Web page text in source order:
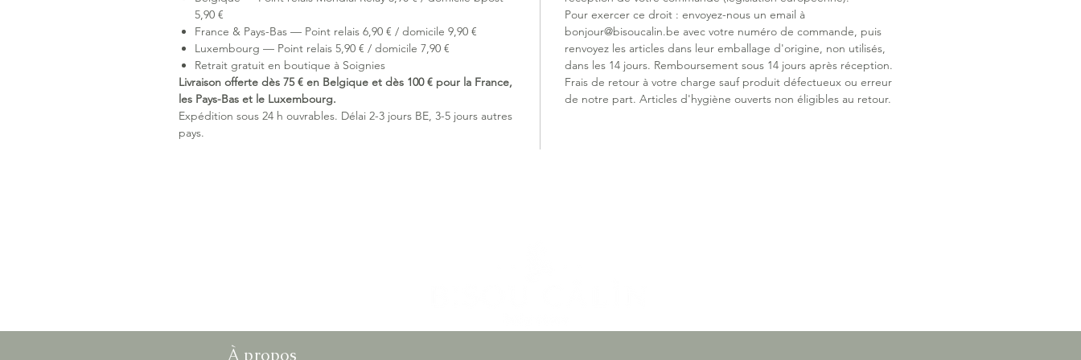
Composition : Verveine*, Vigne Rouge*,
Gingembre*, Mélisse*, Matricaire*, Mauve*,
Cardamome*
*Ingrédients issus de l’agriculture
biologique
5,90 €
France & Pays-Bas — Point relais 6,90 € / domicile 9,90 €
Luxembourg — Point relais 5,90 € / domicile 7,90 €
Retrait gratuit en boutique à Soignies
Livraison offerte dès 75 € en Belgique et dès 100 € pour la France,
les Pays-Bas et le Luxembourg.
Expédition sous 24 h ouvrables. Délai 2-3 jours BE, 3-5 jours autres
pays.
Pour exercer ce droit : envoyez-nous un email à
bonjour@bisoucalin.be avec votre numéro de commande, puis
renvoyez les articles dans leur emballage d'origine, non utilisés,
dans les 14 jours. Remboursement sous 14 jours après réception.
Frais de retour à votre charge sauf produit défectueux ou erreur
de notre part. Articles d'hygiène ouverts non éligibles au retour.
À propos